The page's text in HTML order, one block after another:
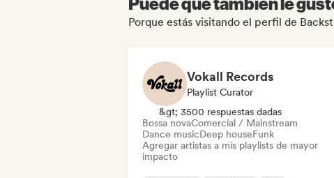
Porque estás visitando el perfil de
Vokall Records
Playlist Curator
&gt; 3500 respuestas dadas
Bossa novaComercial / Mainstream
Dance musicDeep houseFunk
Agregar artistas a mis playlists de mayor
impacto